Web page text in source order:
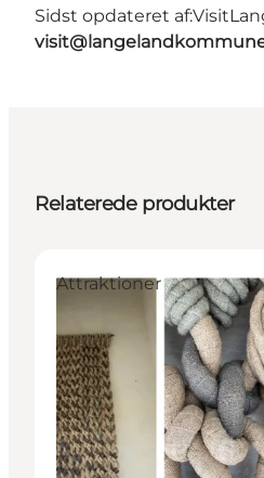
Sidst opdateret af:
Relaterede produkter
Attraktioner